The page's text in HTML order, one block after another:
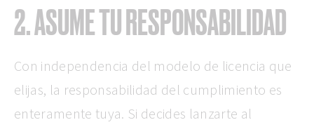
2. ASUME TU RESPONSABILIDAD
Con independencia del modelo de licencia que
elijas, la responsabilidad del cumplimiento es
enteramente tuya. Si decides lanzarte al